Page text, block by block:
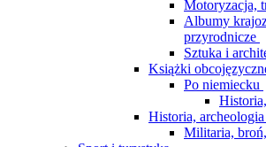
Motoryzacja,
Albumy
przyrodnicze
Sztuka i
Książki
Po niemiecku
Historia, archeologia
Militaria,